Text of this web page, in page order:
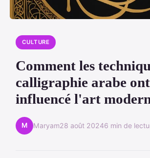
CULTURE
Comment les
calligraphie arabe
influencé l'art
M Maryam28 août 20246 min de